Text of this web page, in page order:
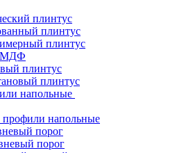
плинтус
плинтус
плинтус
МДФ
плинтус
плинтус
напольные
напольные
порог
порог